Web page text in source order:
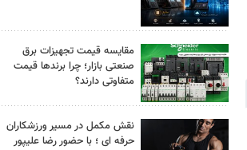
مقایسه قیمت تجهیزات برق
صنعتی بازار؛ چرا برندها قیمت
متفاوتی دارند؟
نقش مکمل در مسیر ورزشکاران
حرفه ای ؛ با حضور رضا علیپور